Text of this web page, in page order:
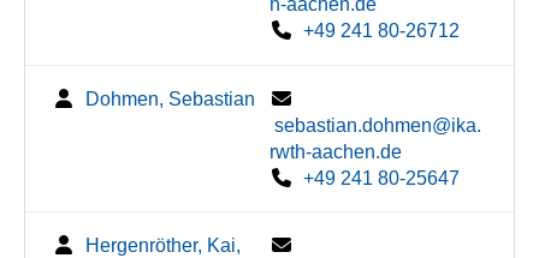
h-aachen.de
+49 241 80-26712
Dohmen, Sebastian
sebastian.dohmen@ika.
rwth-aachen.de
+49 241 80-25647
Hergenröther, Kai,